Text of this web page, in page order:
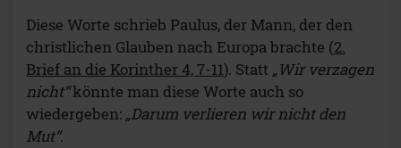
Diese Worte schrieb Paulus, der Mann, der den
christlichen Glauben nach Europa brachte (2.
Brief an die Korinther 4, 7-11). Statt „Wir verzagen
nicht“könnte man diese Worte auch so
wiedergeben: „Darum verlieren wir nicht den
Mut“.